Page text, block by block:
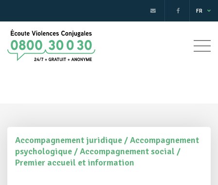
FR
Accompagnement juridique / Accompagnement
psychologique / Accompagnement social /
Premier accueil et information